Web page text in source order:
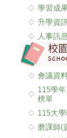
學習成
升學資
人事訊息
會議資
115學
榜單
115大
磨課師(